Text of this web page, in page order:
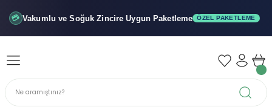
💳 Vakumlu ve SoğukZincire Uygun Paketleme ÖZEL PAKETLEME
Geri Dön
Geri Dön
Geri Dön